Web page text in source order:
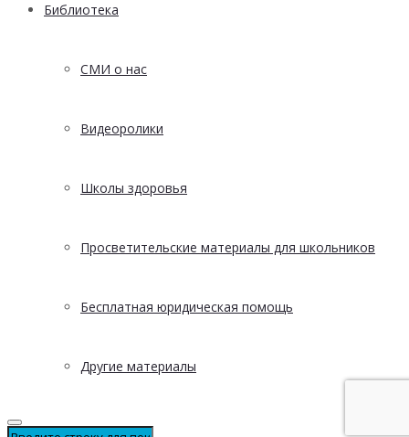
Библиотека
СМИ о нас
Видеоролики
Школы здоровья
Просветительские материалы для школьников
Бесплатная юридическая помощь
Другие материалы